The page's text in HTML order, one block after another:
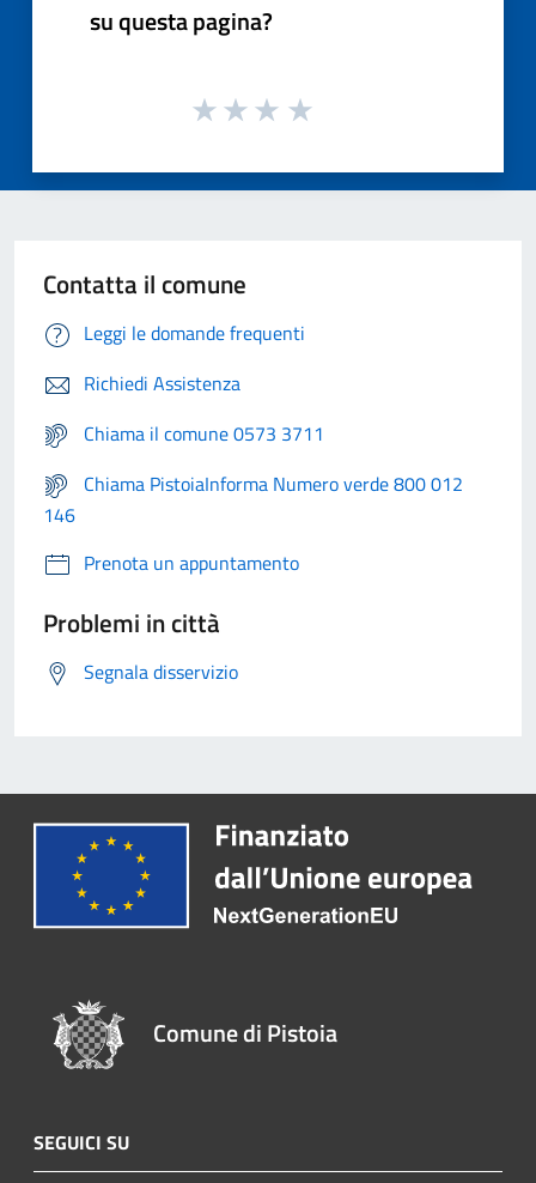
su questa pagina?
Contatta il comune
Leggi le domande frequenti
Richiedi Assistenza
Chiama il comune 0573 3711
Chiama PistoiaInforma Numero verde 800 012
146
Prenota un appuntamento
Problemi in città
Segnala disservizio
Comune di Pistoia
SEGUICI SU